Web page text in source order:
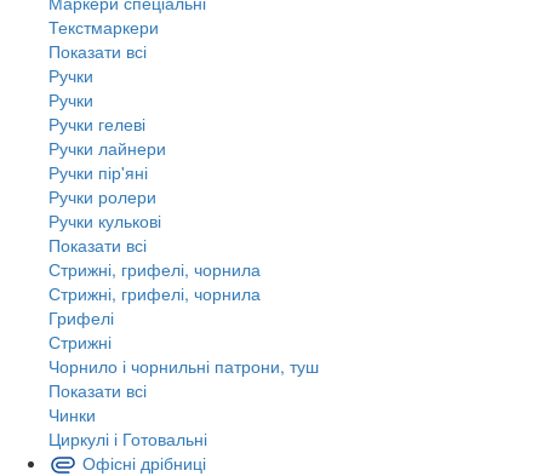
Текстмаркери
Показати всі
Ручки
Ручки
Ручки гелеві
Ручки лайнери
Ручки пір'яні
Ручки ролери
Ручки кулькові
Показати всі
Стрижні, грифелі, чорнила
Стрижні, грифелі, чорнила
Грифелі
Стрижні
Чорнило і чорнильні патрони, туш
Показати всі
Чинки
Циркулі і Готовальні
Офісні дрібниці